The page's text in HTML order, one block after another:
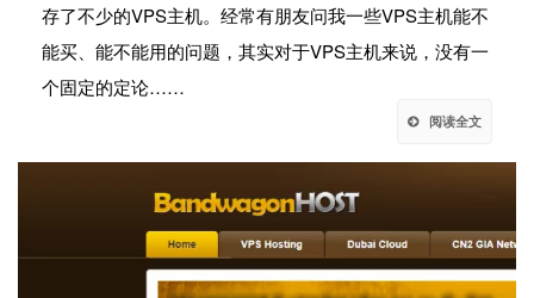
存了不少的VPS主机。经常有朋友问我一些VPS主机能不
能买、能不能用的问题，其实对于VPS主机来说，没有一
个固定的定论……
阅读全文